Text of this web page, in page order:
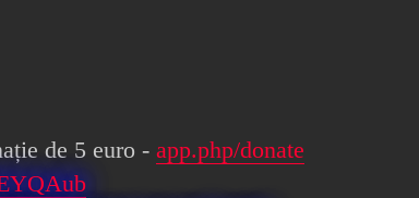
de 5 euro - app.php/donate